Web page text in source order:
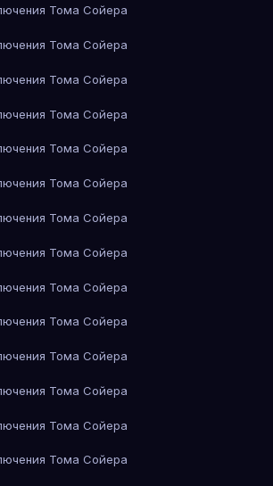
Тома Сойера
Тома Сойера
Тома Сойера
Тома Сойера
Тома Сойера
Тома Сойера
Тома Сойера
Тома Сойера
Тома Сойера
Тома Сойера
Тома Сойера
Тома Сойера
Тома Сойера
Тома Сойера